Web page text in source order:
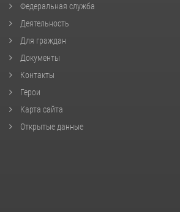
Федеральная служба
Деятельность
Для граждан
Документы
Контакты
Герои
Карта сайта
Открытые данные